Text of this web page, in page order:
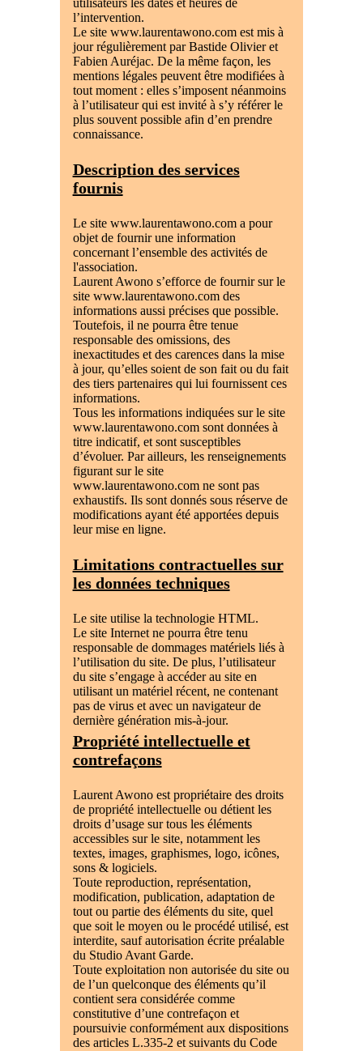
utilisateurs les dates et heures de
l’intervention.
Le site www.laurentawono.com est mis à
jour régulièrement par Bastide Olivier et
Fabien Auréjac. De la même façon, les
mentions légales peuvent être modifiées à
tout moment : elles s’imposent néanmoins
à l’utilisateur qui est invité à s’y référer le
plus souvent possible afin d’en prendre
connaissance.
Description des services
fournis
Le site www.laurentawono.com a pour
objet de fournir une information
concernant l’ensemble des activités de
l'association.
Laurent Awono s’efforce de fournir sur le
site www.laurentawono.com des
informations aussi précises que possible.
Toutefois, il ne pourra être tenue
responsable des omissions, des
inexactitudes et des carences dans la mise
à jour, qu’elles soient de son fait ou du fait
des tiers partenaires qui lui fournissent ces
informations.
Tous les informations indiquées sur le site
www.laurentawono.com sont données à
titre indicatif, et sont susceptibles
d’évoluer. Par ailleurs, les renseignements
figurant sur le site
www.laurentawono.com ne sont pas
exhaustifs. Ils sont donnés sous réserve de
modifications ayant été apportées depuis
leur mise en ligne.
Limitations contractuelles sur
les données techniques
Le site utilise la technologie HTML.
Le site Internet ne pourra être tenu
responsable de dommages matériels liés à
l’utilisation du site. De plus, l’utilisateur
du site s’engage à accéder au site en
utilisant un matériel récent, ne contenant
pas de virus et avec un navigateur de
dernière génération mis-à-jour.
Propriété intellectuelle et
contrefaçons
Laurent Awono est propriétaire des droits
de propriété intellectuelle ou détient les
droits d’usage sur tous les éléments
accessibles sur le site, notamment les
textes, images, graphismes, logo, icônes,
sons & logiciels.
Toute reproduction, représentation,
modification, publication, adaptation de
tout ou partie des éléments du site, quel
que soit le moyen ou le procédé utilisé, est
interdite, sauf autorisation écrite préalable
du Studio Avant Garde.
Toute exploitation non autorisée du site ou
de l’un quelconque des éléments qu’il
contient sera considérée comme
constitutive d’une contrefaçon et
poursuivie conformément aux dispositions
des articles L.335-2 et suivants du Code